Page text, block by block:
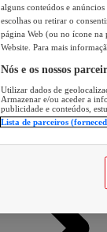
alguns conteúdos e
escolhas ou retirar o
página Web (ou no ícone na
Website. Para mais
Nós e os nossos
Utilizar dados de
Armazenar e/ou aceder a
publicidade e conteúdos,
Lista de parceiros